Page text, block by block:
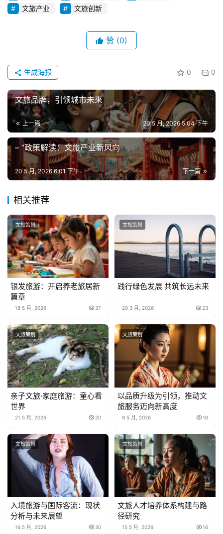
文旅产业
文旅创新
赞 (0)
0 0
生成海报
文旅品牌，引领城市未来
上一篇 20 5 月, 2026 5:04 下午
– “政策解读：文旅产业新风向
下一篇
20 5 月, 2026 6:01 下午
相关推荐
文旅策划
银发旅游：开启养老旅居新
篇章
18 5 月, 2026 37
文旅策划
践行绿色发展 共筑长远未来
20 3 月, 2026 23
文旅策划
亲子文旅·家庭旅游：童心看
世界
21 5 月, 2026 20
文旅策划
以品质升级为引领，推动文
旅服务迈向新高度
9 5 月, 2026 16
文旅策划
入境旅游与国际客流：现状
分析与未来展望
16 5 月, 2026 30
文旅策划
文旅人才培养体系构建与路
径研究
15 5 月, 2026 16